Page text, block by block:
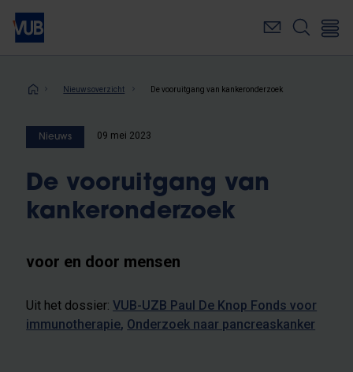
Overslaan
naar
inhoudKruimelpad
Nieuwsoverzicht De vooruitgang van kankeronderzoek
Nieuws 09 mei 2023
De vooruitgang van
kankeronderzoek
voor en door mensen
Uit het dossier: VUB-UZB Paul De Knop Fonds voor
immunotherapie Onderzoek naar pancreaskanker